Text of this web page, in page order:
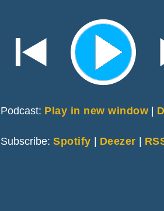
Podcast: Play in new window |
Subscribe:Spotify | Deezer |